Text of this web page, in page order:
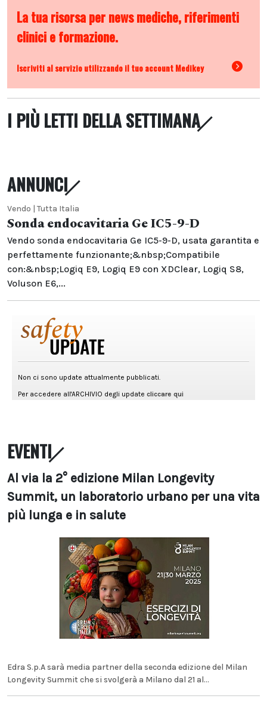
La tua risorsa per news mediche, riferimenti
clinici e formazione.
Iscriviti al servizio utilizzando il tuo account Medikey
I PIÙ LETTI DELLA SETTIMANA
ANNUNCI
Vendo | Tutta Italia
Sonda endocavitaria Ge IC5-9-D
Vendo sonda endocavitaria Ge IC5-9-D, usata garantita e
perfettamente funzionante;&nbsp;Compatibile
con:&nbsp;Logiq E9, Logiq E9 con XDClear, Logiq S8,
Voluson E6,...
EVENTI
Al via la 2° edizione Milan Longevity
Summit, un laboratorio urbano per una vita
più lunga e in salute
Edra S.p.A sarà media partner della seconda edizione del Milan
Longevity Summit che si svolgerà a Milano dal 21 al...